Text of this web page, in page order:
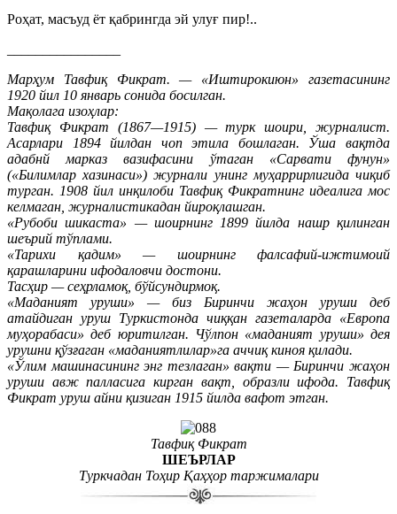
Роҳат, масъуд ёт қабрингда эй улуғ пир!..
Марҳум Тавфиқ Фикрат. — «Иштирокиюн» газетасининг
1920 йил 10 январь сонида босилган.
Мақолага изоҳлар:
Тавфиқ Фикрат (1867—1915) — турк шоири, журналист.
Асарлари 1894 йилдан чоп этила бошлаган. Ўша вақтда
адабнй марказ вазифасини ўтаган «Сарвати фунун»
(«Билимлар хазинаси») журнали унинг муҳаррирлигида чиқиб
турган. 1908 йил инқилоби Тавфиқ Фикратнинг идеалига мос
келмаган, журналистикадан йироқлашган.
«Рубоби шикаста» — шоирнинг 1899 йилда нашр қилинган
шеърий тўплами.
«Тарихи қадим» — шоирнинг фалсафий-ижтимоий
қарашларини ифодаловчи достони.
Тасҳир — сеҳрламоқ, бўйсундирмоқ.
«Маданият уруши» — биз Биринчи жаҳон уруши деб
атайдиган уруш Туркистонда чиққан газеталарда «Европа
муҳорабаси» деб юритилган. Чўлпон «маданият уруши» дея
урушни қўзғаган «маданиятлилар»га аччиқ киноя қилади.
«Ўлим машинасининг энг тезлаган» вақти — Биринчи жаҳон
уруши авж палласига кирган вақт, образли ифода. Тавфиқ
Фикрат уруш айни қизиган 1915 йилда вафот этган.
Тавфиқ Фикрат
ШЕЪРЛАР
Туркчадан Тоҳир Қаҳҳор таржималари